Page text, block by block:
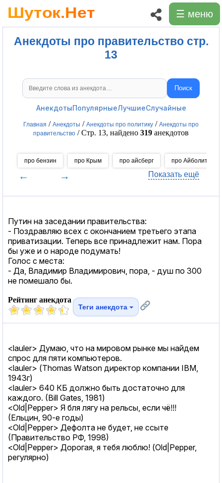
☰ меню
Анекдоты про правительство стр.
13
Поиск анекдотов Поиск
АнекдотыПопулярныеЛучшиеСлучайные
Главная / Анекдоты / Анекдоты про политику / Анекдоты про
правительство / Стр. 13, найдено 319 анекдотов
про бензин про Крым про айсберг про Айболита
← → Показать ещё
Путин на заседании правительства:
- Поздравляю всех с окончанием третьего этапа
приватизации. Теперь все принадлежит нам. Пора
бы уже и о народе подумать!
Голос с места:
- Да, Владимир Владимирович, пора, - душ по 300
не помешало бы.
Рейтинг анекдота
Теги анекдота
<lauler> Думаю, что на мировом рынке мы найдем
спрос для пяти компьютеров.
<lauler> (Тhоmаs Wаtsоn директор компании IВМ,
1943г)
<lauler> 640 КБ должно быть достаточно для
каждого. (Вill Gаtеs, 1981)
<Old|Pepper> Я бля лягу на рельсы, если чё!!!
(Ельцин, 90-е годы)
<Old|Pepper> Дефолта не будет, не ссыте
(Правительство РФ, 1998)
<Old|Pepper> Дорогая, я тебя люблю! (Old|Pepper,
регулярно)